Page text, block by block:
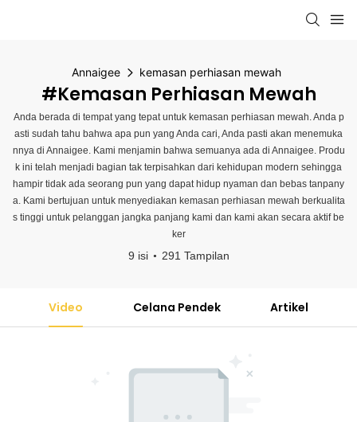
Annaigee kemasan perhiasan mewah
#kemasan Perhiasan Mewah
Anda berada di tempat yang tepat untuk kemasan perhiasan mewah. Anda p
asti sudah tahu bahwa apa pun yang Anda cari, Anda pasti akan menemuka
nnya di Annaigee. Kami menjamin bahwa semuanya ada di Annaigee. Produ
k ini telah menjadi bagian tak terpisahkan dari kehidupan modern sehingga
hampir tidak ada seorang pun yang dapat hidup nyaman dan bebas tanpany
a. Kami bertujuan untuk menyediakan kemasan perhiasan mewah berkualita
s tinggi untuk pelanggan jangka panjang kami dan kami akan secara aktif be
ker
9 isi 291 Tampilan
Video Celana Pendek Artikel